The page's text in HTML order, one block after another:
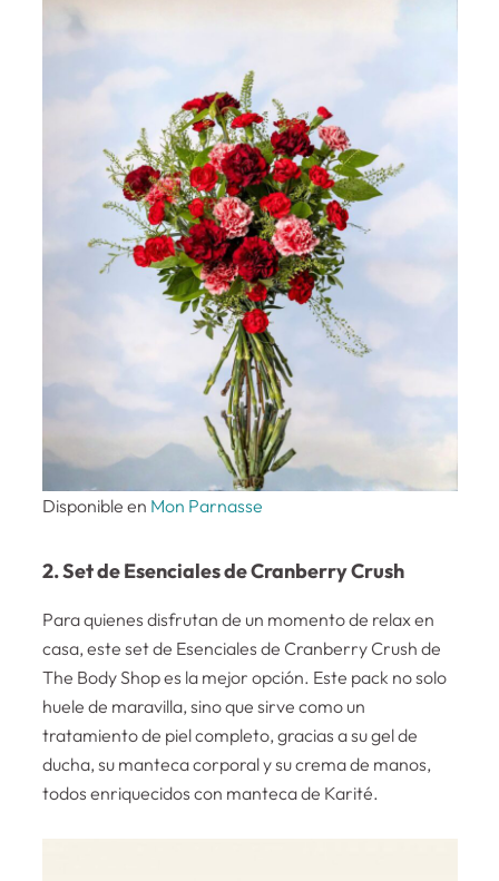
Disponible en Mon Parnasse
2. Set de Esenciales de Cranberry Crush
Para quienes disfrutan de un momento de relax en
casa, este set de Esenciales de Cranberry Crush de
The Body Shop es la mejor opción. Este pack no solo
huele de maravilla, sino que sirve como un
tratamiento de piel completo, gracias a su gel de
ducha, su manteca corporal y su crema de manos,
todos enriquecidos con manteca de Karité.